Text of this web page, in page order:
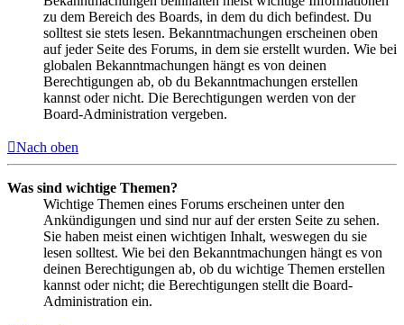
zu dem Bereich des Boards, in dem du dich befindest. Du
solltest sie stets lesen. Bekanntmachungen erscheinen oben
auf jeder Seite des Forums, in dem sie erstellt wurden. Wie bei
globalen Bekanntmachungen hängt es von deinen
Berechtigungen ab, ob du Bekanntmachungen erstellen
kannst oder nicht. Die Berechtigungen werden von der
Board-Administration vergeben.
Nach oben
Was sind wichtige Themen?
Wichtige Themen eines Forums erscheinen unter den
Ankündigungen und sind nur auf der ersten Seite zu sehen.
Sie haben meist einen wichtigen Inhalt, weswegen du sie
lesen solltest. Wie bei den Bekanntmachungen hängt es von
deinen Berechtigungen ab, ob du wichtige Themen erstellen
kannst oder nicht; die Berechtigungen stellt die Board-
Administration ein.